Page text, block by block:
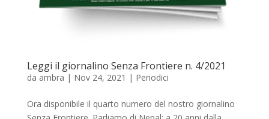
Leggi il giornalino Senza Frontiere n. 4/2021
da ambra | Nov 24, 2021 | Periodici
Ora disponibile il quarto numero del nostro giornalino